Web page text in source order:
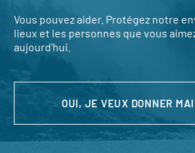
Vous pouvez aider. Protégez notre
lieux et les personnes que vous
aujourd’hui.
OUI, JE VEUX DONNER